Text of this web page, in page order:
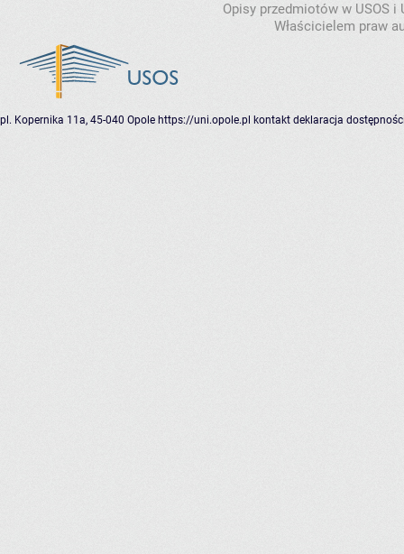
Opisy przedmiotów w USOS
Właścicielem praw
pl. Kopernika 11a, 45-040 Opole https://uni.opole.pl kontakt deklaracja